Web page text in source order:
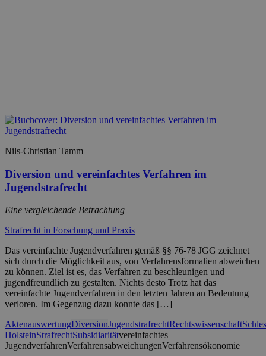
Nils-Christian Tamm
Diversion und vereinfachtes Verfahren im
Jugendstrafrecht
Eine vergleichende Betrachtung
Strafrecht in Forschung und Praxis
Das vereinfachte Jugendverfahren gemäß §§ 76-78 JGG zeichnet
sich durch die Möglichkeit aus, von Verfahrensformalien abweichen
zu können. Ziel ist es, das Verfahren zu beschleunigen und
jugendfreundlich zu gestalten. Nichts desto Trotz hat das
vereinfachte Jugendverfahren in den letzten Jahren an Bedeutung
verloren. Im Gegenzug dazu konnte das […]
AktenauswertungDiversionJugendstrafrechtRechtswissenschaft
HolsteinStrafrechtSubsidiaritätvereinfachtes
JugendverfahrenVerfahrensabweichungenVerfahrensökonomie